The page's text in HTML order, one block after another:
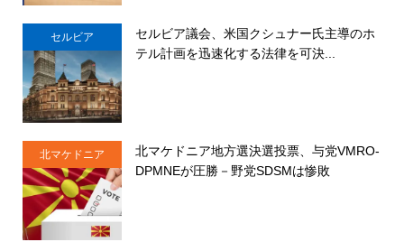
セルビア
セルビア議会、米国クシュナー氏主導のホ
テル計画を迅速化する法律を可決...
北マケドニア
北マケドニア地方選決選投票、与党VMRO-
DPMNEが圧勝－野党SDSMは惨敗